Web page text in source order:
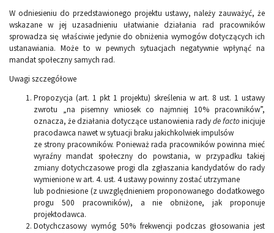
W odniesieniu do przedstawionego projektu ustawy, należy zauważyć, że
wskazane w jej uzasadnieniu ułatwianie działania rad pracowników
sprowadza się właściwie jedynie do obniżenia wymogów dotyczących ich
ustanawiania. Może to w pewnych sytuacjach negatywnie wpłynąć na
mandat społeczny samych rad.
Uwagi szczegółowe
Propozycja (art. 1 pkt 1 projektu) skreślenia w art. 8 ust. 1 ustawy
zwrotu „na pisemny wniosek co najmniej 10% pracowników”,
oznacza, że działania dotyczące ustanowienia radyde factoinicjuje
pracodawca nawet w sytuacji braku jakichkolwiek impulsów
ze strony pracowników. Ponieważ rada pracowników powinna mieć
wyraźny mandat społeczny do powstania, w przypadku takiej
zmiany dotychczasowe progi dla zgłaszania kandydatów do rady
wymienione w art. 4. ust. 4 ustawy powinny zostać utrzymane
lub podniesione (z uwzględnieniem proponowanego dodatkowego
progu 500 pracowników), a nie obniżone, jak proponuje
projektodawca.
Dotychczasowy wymóg 50% frekwencji podczas głosowania jest